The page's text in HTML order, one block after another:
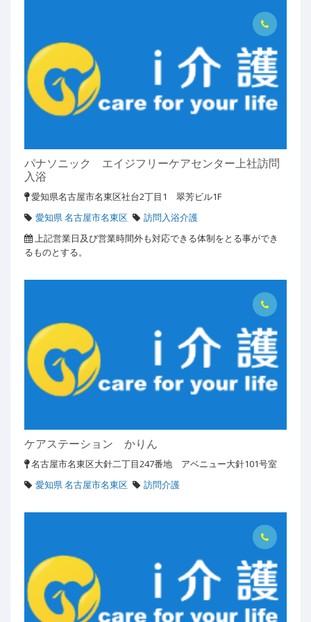
パナソニック エイジフリーケアセンター上社訪問
入浴
愛知県名古屋市名東区社台2丁目1 翠芳ビル1F
愛知県 名古屋市名東区
訪問入浴介護
上記営業日及び営業時間外も対応できる体制をとる事ができ
るものとする。
ケアステーション かりん
名古屋市名東区大針二丁目247番地 アベニュー大針101号室
愛知県 名古屋市名東区
訪問介護